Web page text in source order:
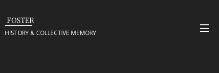
FOSTER
HISTORY & COLLECTIVE MEMORY